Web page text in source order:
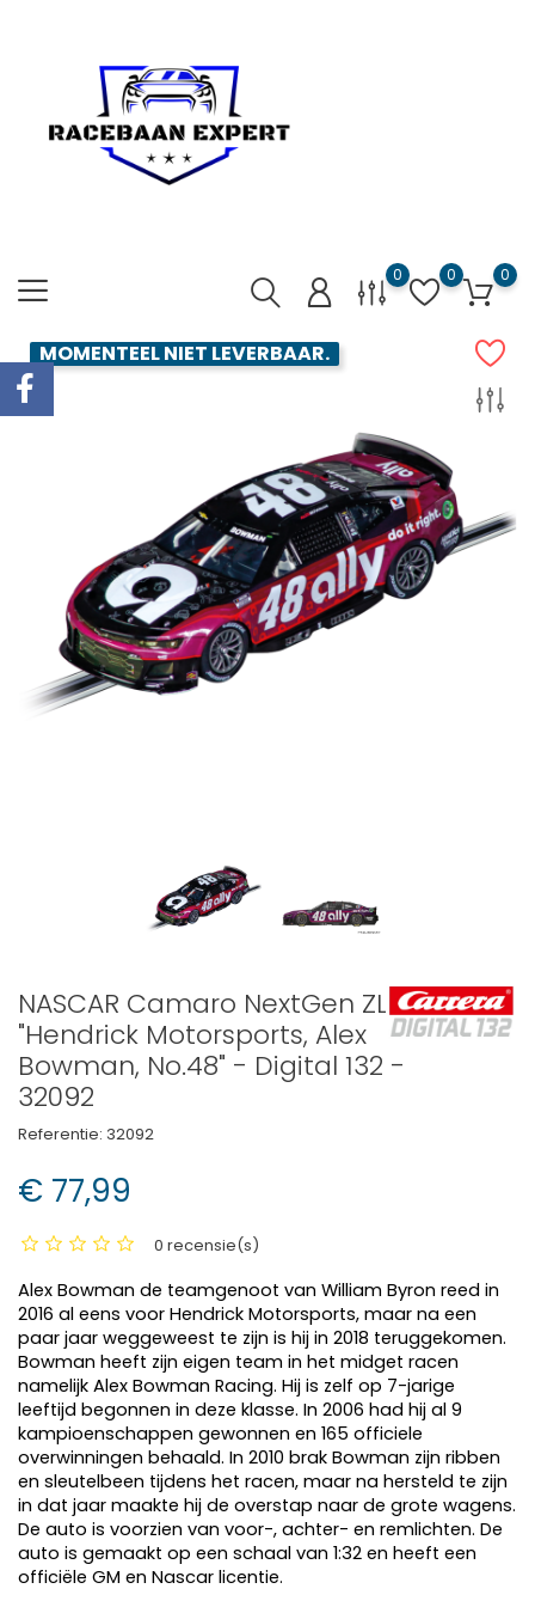
0 0 0
MOMENTEEL NIET LEVERBAAR.
NASCAR Camaro NextGen ZL1
"Hendrick Motorsports, Alex
Bowman, No.48" - Digital 132 -
32092
Referentie: 32092
€ 77,99
0 recensie(s)
Alex Bowman de teamgenoot van William Byron reed in
2016 al eens voor Hendrick Motorsports, maar na een
paar jaar weggeweest te zijn is hij in 2018 teruggekomen.
Bowman heeft zijn eigen team in het midget racen
namelijk Alex Bowman Racing. Hij is zelf op 7-jarige
leeftijd begonnen in deze klasse. In 2006 had hij al 9
kampioenschappen gewonnen en 165 officiele
overwinningen behaald. In 2010 brak Bowman zijn ribben
en sleutelbeen tijdens het racen, maar na hersteld te zijn
in dat jaar maakte hij de overstap naar de grote wagens.
De auto is voorzien van voor-, achter- en remlichten. De
auto is gemaakt op een schaal van 1:32 en heeft een
officiële GM en Nascar licentie.